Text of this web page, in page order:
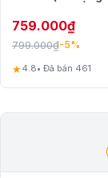
759.000₫
799.000₫-5%
★4.8• Đã bán 461